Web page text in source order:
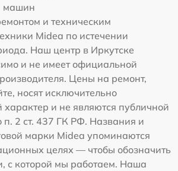
машин
и техническим
Midea по истечении
Наш центр в Иркутске
и не имеет официальной
Цены на ремонт,
носят исключительно
и не являются публичной
п. 2 ст. 437 ГК РФ. Названия и
марки Midea упоминаются
целях — чтобы обозначить
с которой мы работаем. Наша